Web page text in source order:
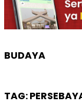
BUDAYA
TAG: